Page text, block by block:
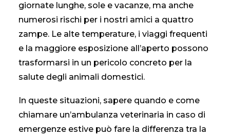
CERTIFICAZIONI
CORSI
SEDI
NEWS
CONTATTI
giornate lunghe, sole e vacanze, ma anche
numerosi rischi per i nostri amici a quattro
zampe. Le alte temperature, i viaggi frequenti
e la maggiore esposizione all’aperto possono
trasformarsi in un pericolo concreto per la
salute degli animali domestici.
In queste situazioni, sapere quando e come
chiamare un’ambulanza veterinaria in caso di
emergenze estive può fare la differenza tra la